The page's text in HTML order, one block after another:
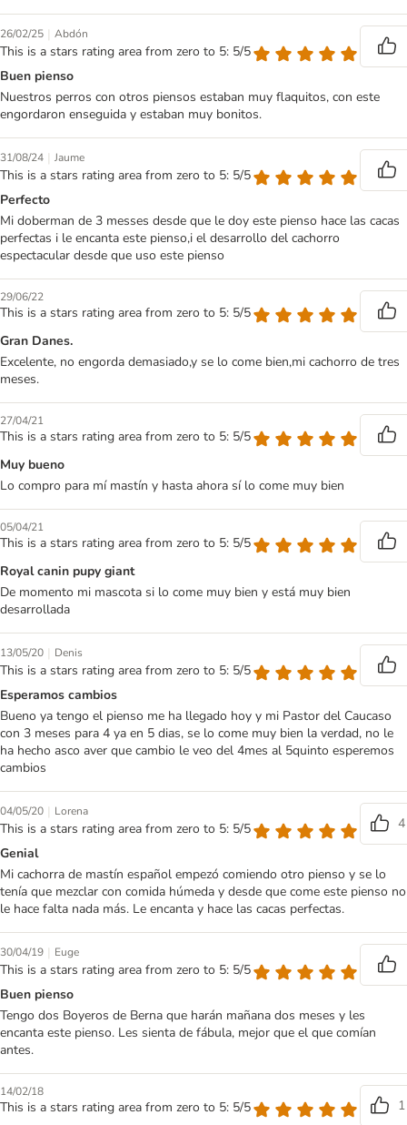
26/02/25 | Abdón
This is a stars rating area from zero to 5: 5/5
Buen pienso
Nuestros perros con otros piensos estaban muy flaquitos, con este
engordaron enseguida y estaban muy bonitos.
31/08/24 | Jaume
This is a stars rating area from zero to 5: 5/5
Perfecto
Mi doberman de 3 messes desde que le doy este pienso hace las cacas
perfectas i le encanta este pienso,i el desarrollo del cachorro
espectacular desde que uso este pienso
29/06/22
This is a stars rating area from zero to 5: 5/5
Gran Danes.
Excelente, no engorda demasiado,y se lo come bien,mi cachorro de tres
meses.
27/04/21
This is a stars rating area from zero to 5: 5/5
Muy bueno
Lo compro para mí mastín y hasta ahora sí lo come muy bien
05/04/21
This is a stars rating area from zero to 5: 5/5
Royal canin pupy giant
De momento mi mascota si lo come muy bien y está muy bien
desarrollada
13/05/20 | Denis
This is a stars rating area from zero to 5: 5/5
Esperamos cambios
Bueno ya tengo el pienso me ha llegado hoy y mi Pastor del Caucaso
con 3 meses para 4 ya en 5 dias, se lo come muy bien la verdad, no le
ha hecho asco aver que cambio le veo del 4mes al 5quinto esperemos
cambios
04/05/20 | Lorena
This is a stars rating area from zero to 5: 5/5
4
Genial
Mi cachorra de mastín español empezó comiendo otro pienso y se lo
tenía que mezclar con comida húmeda y desde que come este pienso no
le hace falta nada más. Le encanta y hace las cacas perfectas.
30/04/19 | Euge
This is a stars rating area from zero to 5: 5/5
Buen pienso
Tengo dos Boyeros de Berna que harán mañana dos meses y les
encanta este pienso. Les sienta de fábula, mejor que el que comían
antes.
14/02/18
This is a stars rating area from zero to 5: 5/5
1